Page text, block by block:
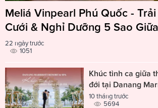
Meliá Vinpearl Phú Quốc -
Cưới & Nghỉ Dưỡng 5 Sao
22 ngày trước
1051
Khúc tình ca giữa
đới tại Danang
10 tháng trước
5694